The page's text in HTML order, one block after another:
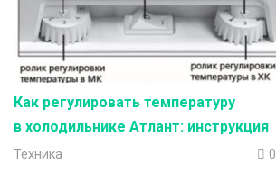
Как регулировать температуру
в холодильнике Атлант: инструкция
Техника 0